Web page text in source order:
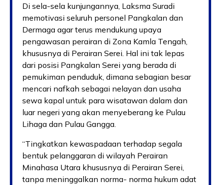
Di sela-sela kunjungannya, Laksma Suradi
memotivasi seluruh personel Pangkalan dan
Dermaga agar terus mendukung upaya
pengawasan perairan di Zona Kamla Tengah,
khususnya di Perairan Serei. Hal ini tak lepas
dari posisi Pangkalan Serei yang berada di
pemukiman penduduk, dimana sebagian besar
mencari nafkah sebagai nelayan dan usaha
sewa kapal untuk para wisatawan dalam dan
luar negeri yang akan menyeberang ke Pulau
Lihaga dan Pulau Gangga.
“Tingkatkan kewaspadaan terhadap segala
bentuk pelanggaran di wilayah Perairan
Minahasa Utara khususnya di Perairan Serei,
tanpa meninggalkan norma- norma hukum adat